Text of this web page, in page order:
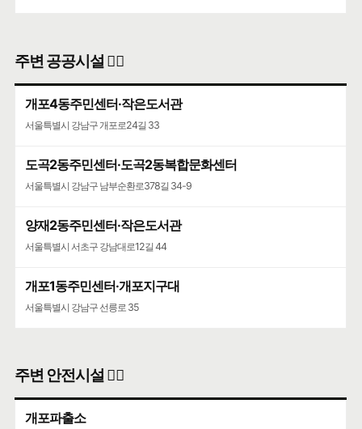
주변 공공시설 👨‍✈️
개포4동주민센터·작은도서관
서울특별시 강남구 개포로24길 33
도곡2동주민센터·도곡2동복합문화센터
서울특별시 강남구 남부순환로378길 34-9
양재2동주민센터·작은도서관
서울특별시 서초구 강남대로12길 44
개포1동주민센터·개포지구대
서울특별시 강남구 선릉로 35
주변 안전시설 👮‍♀️
개포파출소